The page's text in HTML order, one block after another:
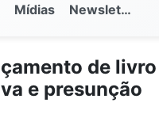
Mídias Newsletter
de livro
e presunção